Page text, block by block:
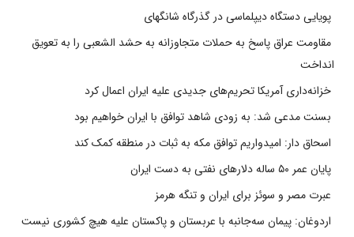
پویایی دستگاه دیپلماسی در گذرگاه شانگهای
مقاومت عراق پاسخ به حملات متجاوزانه به حشد الشعبی را به تعویق
انداخت
خزانه‌داری آمریکا تحریم‌های جدیدی علیه ایران اعمال کرد
بسنت مدعی شد: به زودی شاهد توافق با ایران خواهیم بود
اسحاق دار: امیدواریم توافق مکه به ثبات در منطقه کمک کند
پایان عمر ۵۰ ساله دلارهای نفتی به دست ایران
عبرت مصر و سوئز برای ایران و تنگه هرمز
اردوغان: پیمان سه‌جانبه با عربستان و پاکستان علیه هیچ کشوری نیست